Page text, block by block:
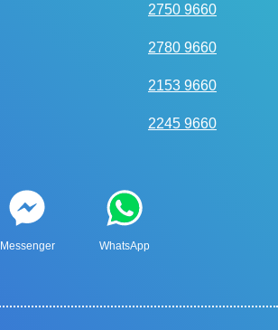
2750 9660
2780 9660
2153 9660
2245 9660
Messenger WhatsApp